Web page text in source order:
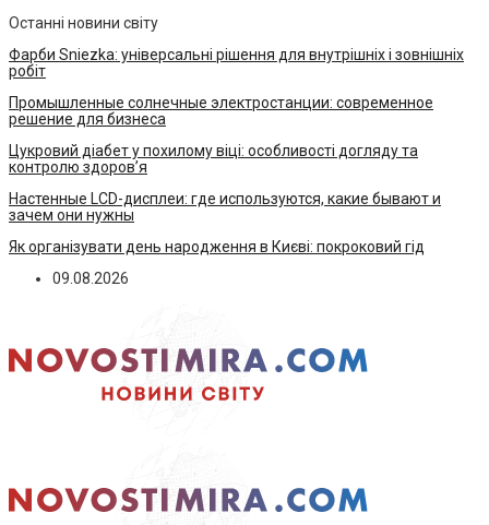
Останні новини світу
Фарби Sniezka: універсальні рішення для внутрішніх і зовнішніх
робіт
Промышленные солнечные электростанции: современное
решение для бизнеса
Цукровий діабет у похилому віці: особливості догляду та
контролю здоров’я
Настенные LCD-дисплеи: где используются, какие бывают и
зачем они нужны
Як організувати день народження в Києві: покроковий гід
09.08.2026